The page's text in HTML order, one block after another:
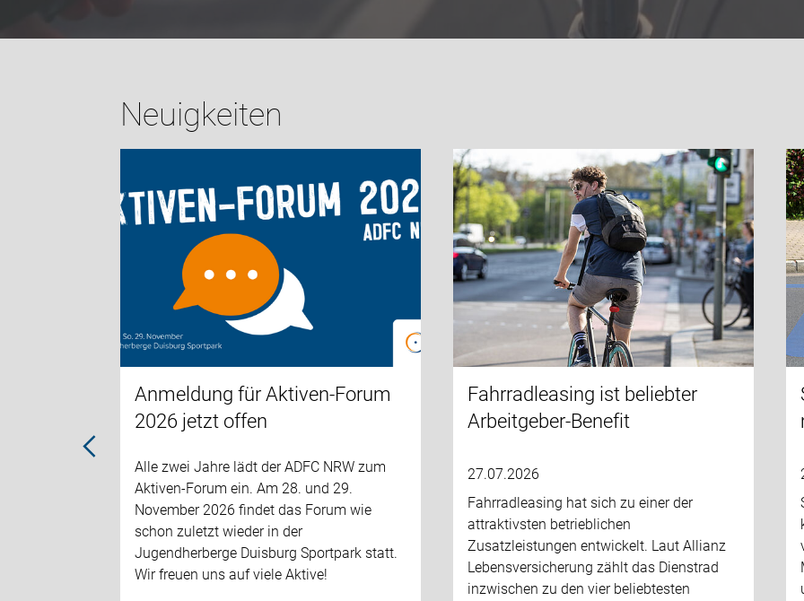
Neuigkeiten
Anmeldung für Aktiven-Forum
2026 jetzt offen
Alle zwei Jahre lädt der ADFC NRW zum
Aktiven-Forum ein. Am 28. und 29.
November 2026 findet das Forum wie
schon zuletzt wieder in der
Jugendherberge Duisburg Sportpark statt.
Wir freuen uns auf viele Aktive!
Fahrradleasing ist beliebter
Arbeitgeber-Benefit
27.07.2026
Fahrradleasing hat sich zu einer der
attraktivsten betrieblichen
Zusatzleistungen entwickelt. Laut Allianz
Lebensversicherung zählt das Dienstrad
inzwischen zu den vier beliebtesten